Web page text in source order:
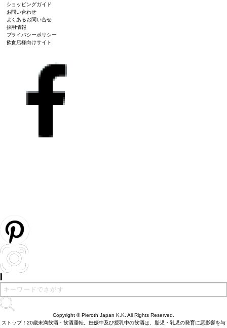
ショッピングガイド
お問い合わせ
よくあるお問い合せ
採用情報
プライバシーポリシー
飲食店様向けサイト
Copyright © Pieroth Japan K.K. All Rights Reserved.
ストップ！20歳未満飲酒・飲酒運転。妊娠中及び授乳中の飲酒は、胎児・乳児の発育に悪影響を与